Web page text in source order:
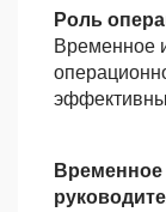
Роль
Временное
Временное